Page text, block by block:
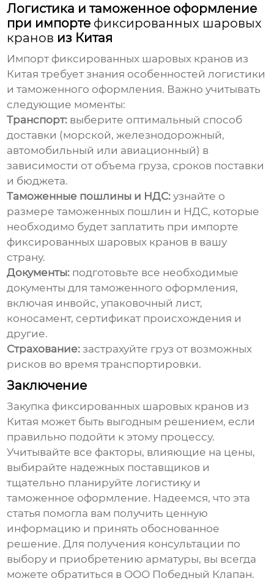
Логистика и таможенное оформление
при импорте фиксированных шаровых
кранов из Китая
Импорт фиксированных шаровых кранов из
Китая требует знания особенностей логистики
и таможенного оформления. Важно учитывать
следующие моменты:
Транспорт: выберите оптимальный способ
доставки (морской, железнодорожный,
автомобильный или авиационный) в
зависимости от объема груза, сроков поставки
и бюджета.
Таможенные пошлины и НДС: узнайте о
размере таможенных пошлин и НДС, которые
необходимо будет заплатить при импорте
фиксированных шаровых кранов в вашу
страну.
Документы: подготовьте все необходимые
документы для таможенного оформления,
включая инвойс, упаковочный лист,
коносамент, сертификат происхождения и
другие.
Страхование: застрахуйте груз от возможных
рисков во время транспортировки.
Заключение
Закупка фиксированных шаровых кранов из
Китая может быть выгодным решением, если
правильно подойти к этому процессу.
Учитывайте все факторы, влияющие на цены,
выбирайте надежных поставщиков и
тщательно планируйте логистику и
таможенное оформление. Надеемся, что эта
статья помогла вам получить ценную
информацию и принять обоснованное
решение. Для получения консультации по
выбору и приобретению арматуры, вы всегда
можете обратиться в ООО Победный Клапан.